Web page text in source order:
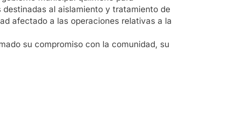
al aislamiento y tratamiento de
afectado a las operaciones relativas a la
su compromiso con la comunidad, su